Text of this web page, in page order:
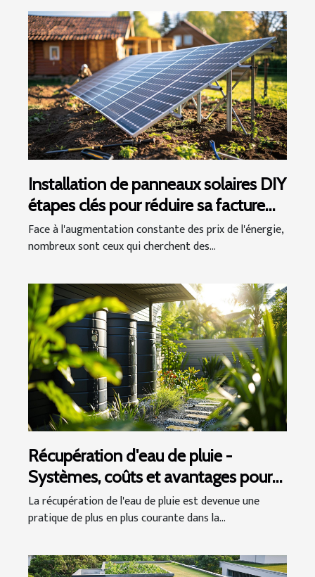
Installation de panneaux solaires DIY
étapes clés pour réduire sa facture
énergétique
Face à l'augmentation constante des prix de l'énergie,
nombreux sont ceux qui cherchent des...
Récupération d'eau de pluie -
Systèmes, coûts et avantages pour
votre jardin
La récupération de l'eau de pluie est devenue une
pratique de plus en plus courante dans la...